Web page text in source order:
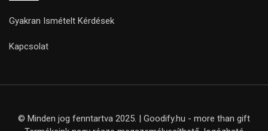
Gyakran Ismételt Kérdések
Kapcsolat
© Minden jog fenntartva 2025. | Goodify.hu - more than gift